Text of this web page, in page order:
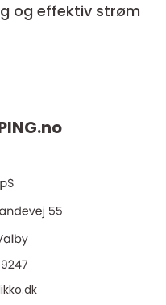
og effektiv strøm
no